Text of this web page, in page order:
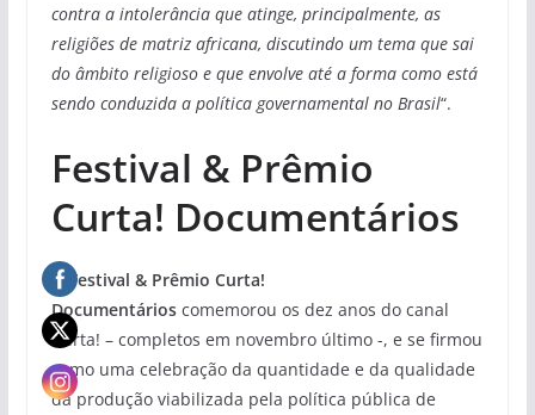
contra a intolerância que atinge, principalmente, as
religiões de matriz africana, discutindo um tema que sai
do âmbito religioso e que envolve até a forma como está
sendo conduzida a política governamental no Brasil“.
Festival & Prêmio
Curta! Documentários
O Festival & Prêmio Curta!
Documentárioscomemorou os dez anos do canal
Curta! – completos em novembro último -, e se firmou
como uma celebração da quantidade e da qualidade
da produção viabilizada pela política pública de